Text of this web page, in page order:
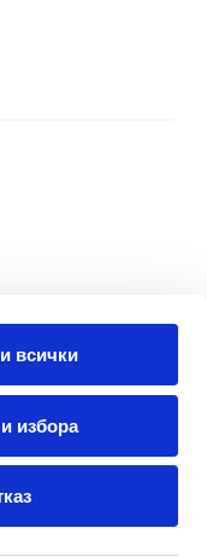
всички
избора
02